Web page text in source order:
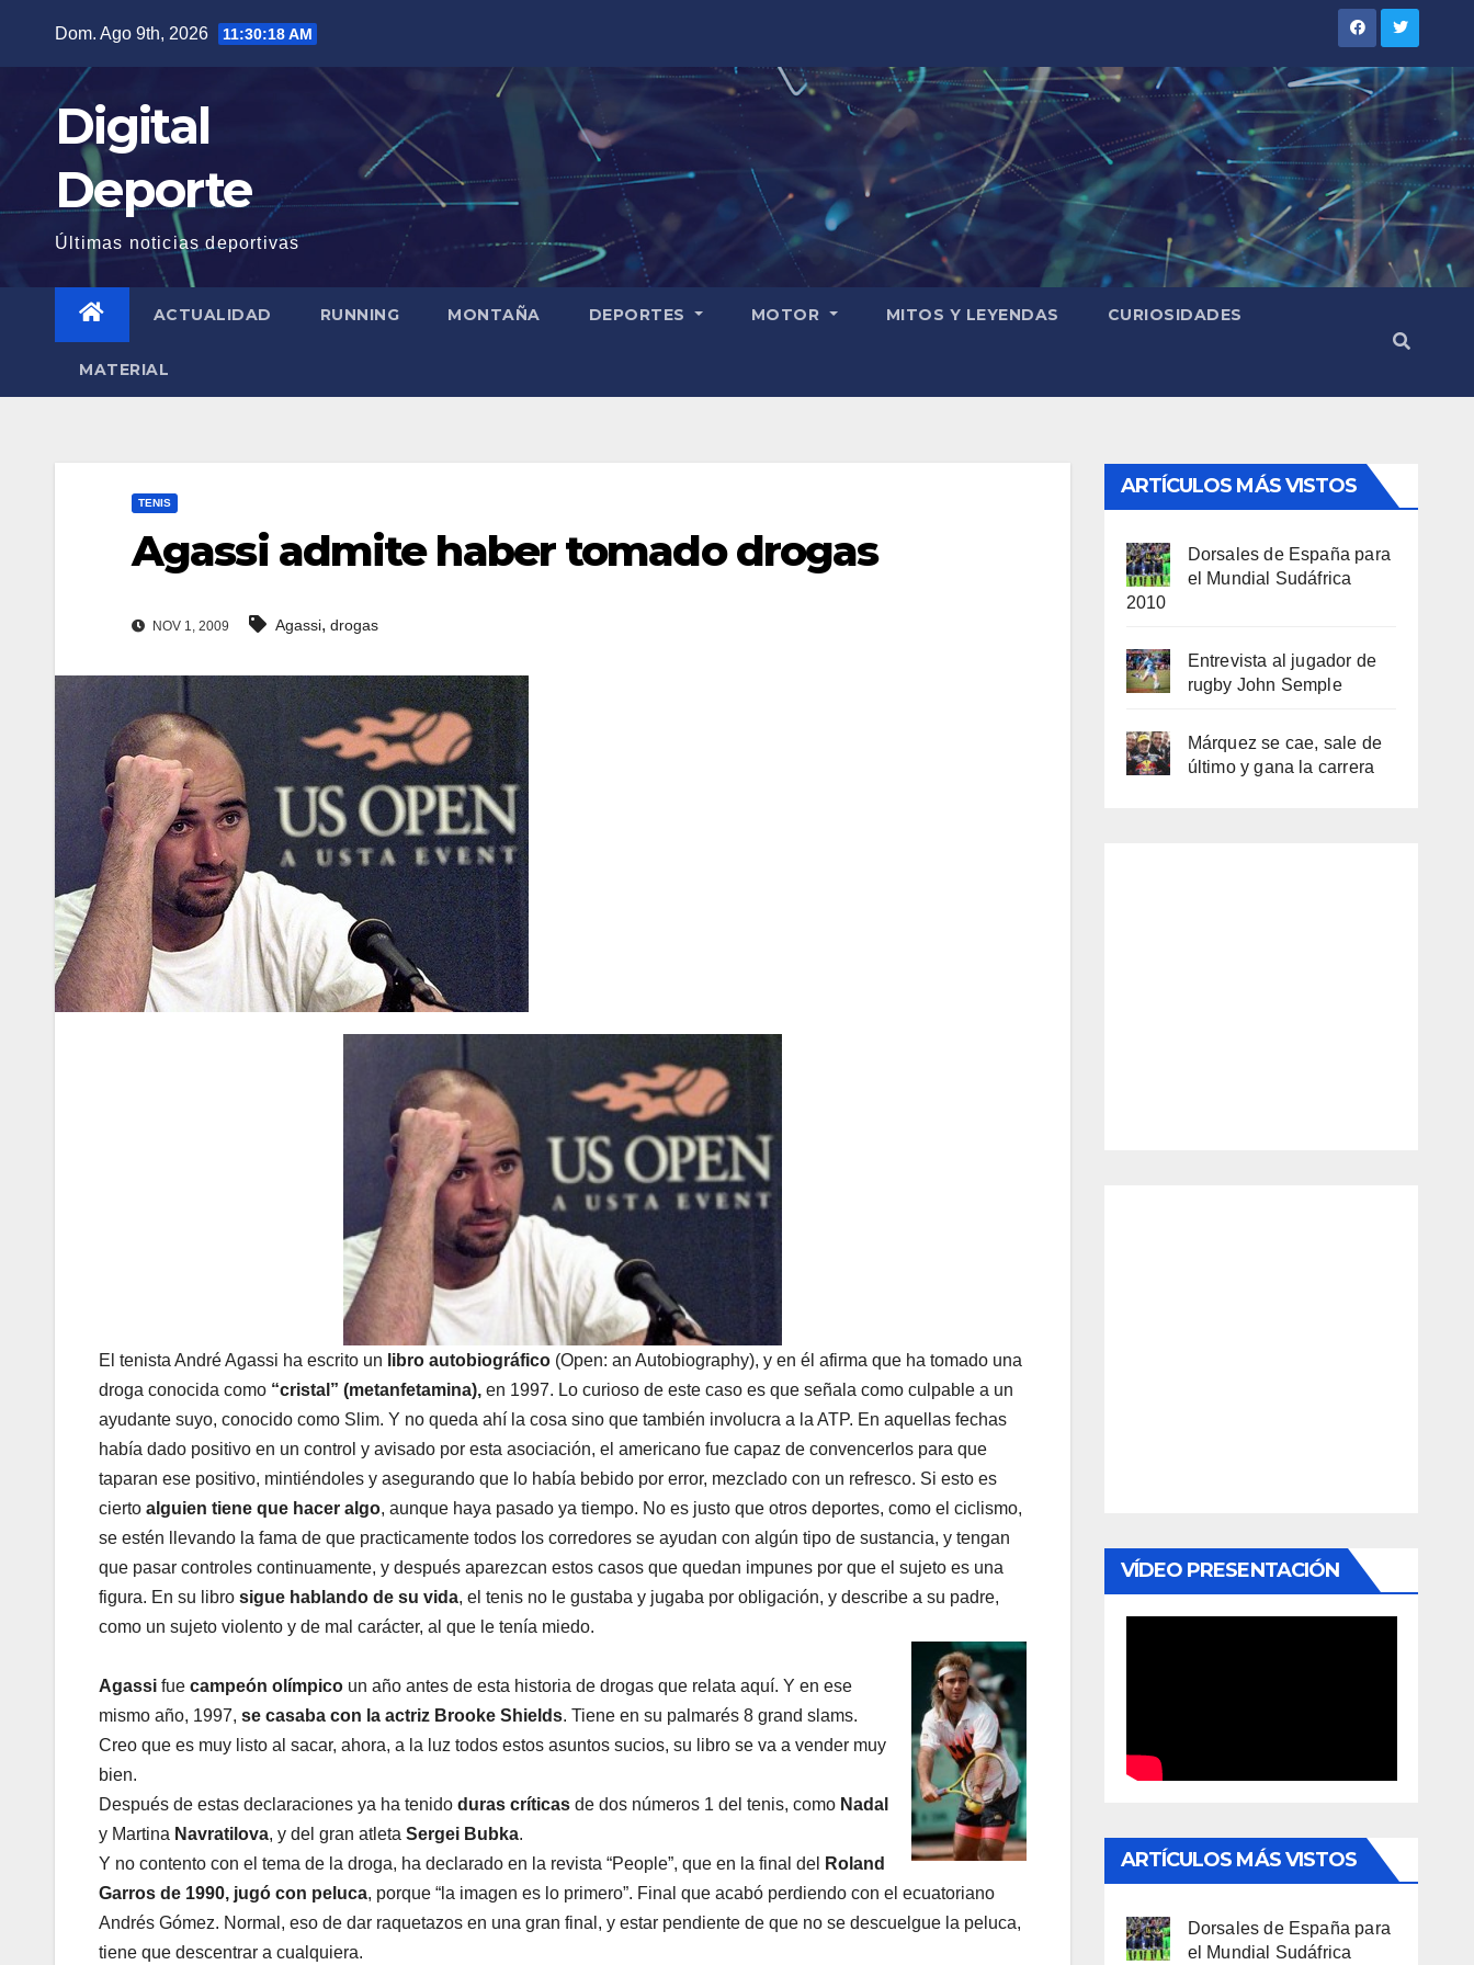
contenido
Dom. Ago 9th, 2026 11:30:19 AM
Digital
Deporte
Últimas noticias deportivas
ACTUALIDAD RUNNING MONTAÑA DEPORTES MOTOR MITOS Y LEYENDAS CURIOSIDADES
MATERIAL
TENIS
Agassi admite haber tomado drogas
NOV 1, 2009 Agassi, drogas
El tenista André Agassi ha escrito un libro autobiográfico (Open: an Autobiography), y en él afirma que ha tomado una
droga conocida como “cristal” (metanfetamina), en 1997. Lo curioso de este caso es que señala como culpable a un
ayudante suyo, conocido como Slim. Y no queda ahí la cosa sino que también involucra a la ATP. En aquellas fechas
había dado positivo en un control y avisado por esta asociación, el americano fue capaz de convencerlos para que
taparan ese positivo, mintiéndoles y asegurando que lo había bebido por error, mezclado con un refresco. Si esto es
cierto alguien tiene que hacer algo, aunque haya pasado ya tiempo. No es justo que otros deportes, como el ciclismo,
se estén llevando la fama de que practicamente todos los corredores se ayudan con algún tipo de sustancia, y tengan
que pasar controles continuamente, y después aparezcan estos casos que quedan impunes por que el sujeto es una
figura. En su libro sigue hablando de su vida, el tenis no le gustaba y jugaba por obligación, y describe a su padre,
como un sujeto violento y de mal carácter, al que le tenía miedo.
Agassi fue campeón olímpico un año antes de esta historia de drogas que relata aquí. Y en ese
mismo año, 1997, se casaba con la actriz Brooke Shields. Tiene en su palmarés 8 grand slams.
Creo que es muy listo al sacar, ahora, a la luz todos estos asuntos sucios, su libro se va a vender muy
bien.
Después de estas declaraciones ya ha tenido duras críticas de dos números 1 del tenis, como Nadal
y Martina Navratilova, y del gran atleta Sergei Bubka.
Y no contento con el tema de la droga, ha declarado en la revista “People”, que en la final del
Roland
Garros de 1990, jugó con peluca, porque “la imagen es lo primero”. Final que acabó perdiendo con el ecuatoriano
Andrés Gómez. Normal, eso de dar raquetazos en una gran final, y estar pendiente de que no se descuelgue la peluca,
tiene que descentrar a cualquiera.
ARTÍCULOS MÁS VISTOS
Dorsales de España para
el Mundial Sudáfrica
2010
Entrevista al jugador de
rugby John Semple
Márquez se cae, sale de
último y gana la carrera
VÍDEO PRESENTACIÓN
ARTÍCULOS MÁS VISTOS
Dorsales de España para
el Mundial Sudáfrica